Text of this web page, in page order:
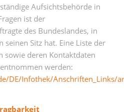
Aufsichtsbehörde in
ist der
des Bundeslandes, in
seinen Sitz hat. Eine Liste der
sowie deren Kontaktdaten
werden:
DE/Infothek/Anschriften_Links/